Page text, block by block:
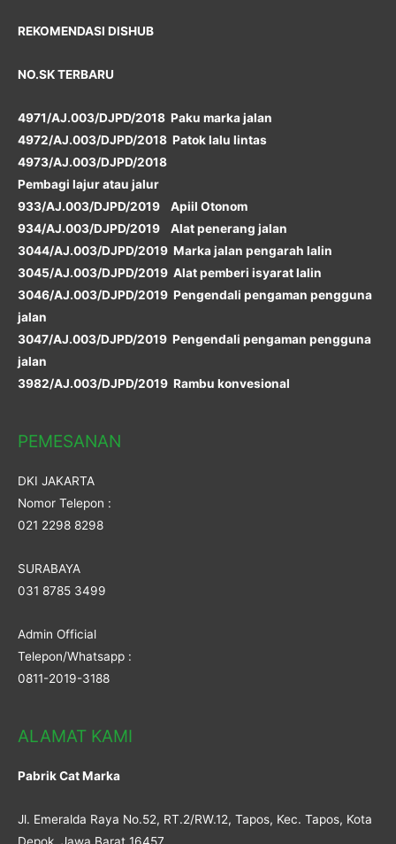
REKOMENDASI DISHUB
NO.SK TERBARU
4971/AJ.003/DJPD/2018 Paku marka jalan
4972/AJ.003/DJPD/2018 Patok lalu lintas
4973/AJ.003/DJPD/2018
Pembagi lajur atau jalur
933/AJ.003/DJPD/2019 Apiil Otonom
934/AJ.003/DJPD/2019 Alat penerang jalan
3044/AJ.003/DJPD/2019 Marka jalan pengarah lalin
3045/AJ.003/DJPD/2019 Alat pemberi isyarat lalin
3046/AJ.003/DJPD/2019 Pengendali pengaman pengguna
jalan
3047/AJ.003/DJPD/2019 Pengendali pengaman pengguna
jalan
3982/AJ.003/DJPD/2019 Rambu konvesional
PEMESANAN
DKI JAKARTA
Nomor Telepon :
021 2298 8298
SURABAYA
031 8785 3499
Admin Official
Telepon/Whatsapp :
0811-2019-3188
ALAMAT KAMI
Pabrik Cat Marka
Jl. Emeralda Raya No.52, RT.2/RW.12, Tapos, Kec. Tapos, Kota